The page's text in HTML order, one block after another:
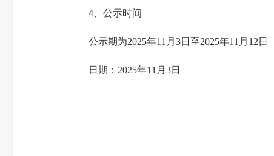
4、公示时间
公示期为2025年11月3日至2025年11月12日
日期：2025年11月3日